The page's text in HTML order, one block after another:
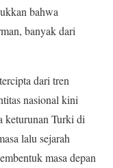
bahwa
banyak dari
dari tren
nasional kini
keturunan Turki di
lalu sejarah
masa depan